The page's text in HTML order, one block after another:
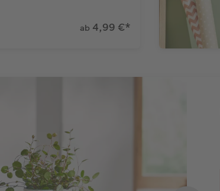
ab 4,99 €*